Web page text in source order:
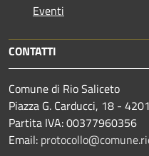
Eventi
CONTATTI
Comune di Rio Saliceto
Piazza G. Carducci, 18 -
Partita IVA: 00377960356
Email: